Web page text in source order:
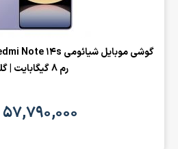
رم 8 گیگابایت | گلوبال
۵۷,۷۹۰,۰۰۰